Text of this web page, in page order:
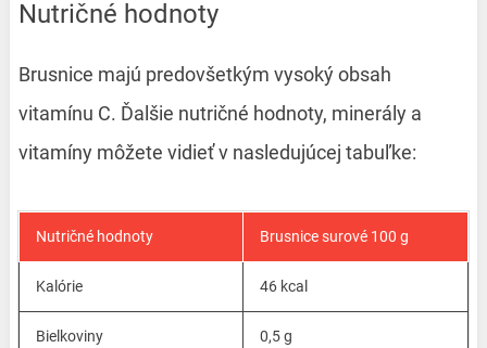
Nutričné hodnoty
Brusnice majú predovšetkým vysoký obsah
vitamínu C. Ďalšie nutričné hodnoty, minerály a
vitamíny môžete vidieť v nasledujúcej tabuľke:
Nutričné hodnoty Brusnice surové 100 g
Kalórie 46 kcal
Bielkoviny 0,5 g